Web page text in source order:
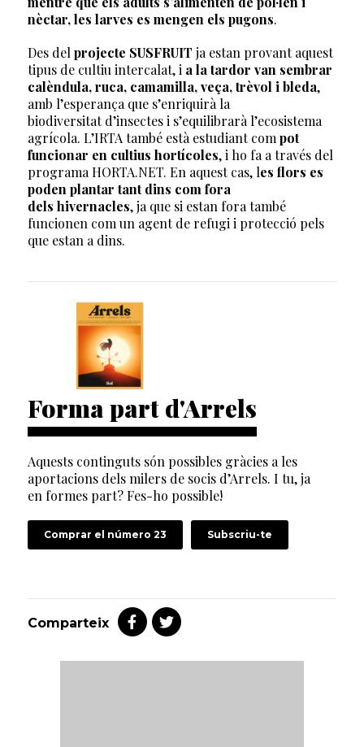
nèctar, les larves es mengen els pugons.
Des del projecte SUSFRUIT ja estan provant aquest
tipus de cultiu intercalat, i a la tardor van sembrar
calèndula, ruca, camamilla, veça, trèvol i bleda,
amb l’esperança que s’enriquirà la
biodiversitat d’insectes i s’equilibrarà l’ecosistema
agrícola. L’IRTA també està estudiant com pot
funcionar en cultius hortícoles, i ho fa a través del
programa HORTA.NET. En aquest cas, les flors es
poden plantar tant dins com fora
dels hivernacles, ja que si estan fora també
funcionen com un agent de refugi i protecció pels
que estan a dins.
Forma part d'Arrels
Aquests continguts són possibles gràcies a les
aportacions dels milers de socis d’Arrels. I tu, ja
en formes part? Fes-ho possible!
Comprar el número 23 Subscriu-te
Comparteix